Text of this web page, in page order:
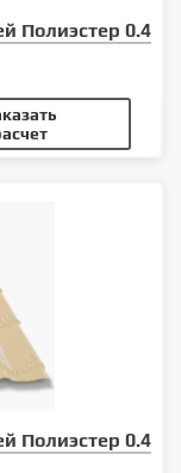
Полиэстер 0.4
Полиэстер 0.4